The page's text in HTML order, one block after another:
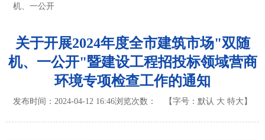
机、一公开
关于开展2024年度全市建筑市场"双随
机、一公开"暨建设工程招投标领域营商
环境专项检查工作的通知
发布时间：2024-04-12 16:46浏览次数： 【字号： 默认 大 特大 】